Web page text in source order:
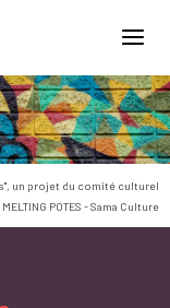
un projet du comité culturel
MELTING POTES - Sama Culture